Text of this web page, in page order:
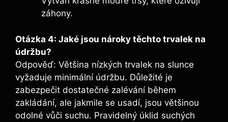
záhony.
Otázka 4: Jaké jsou nároky těchto trvalek na
údržbu?
Odpověď: Většina nízkých trvalek na slunce
vyžaduje minimální údržbu. Důležité je
zabezpečit dostatečné zalévání během
zakládání, ale jakmile se usadí, jsou většinou
odolné vůči suchu. Pravidelný úklid suchých